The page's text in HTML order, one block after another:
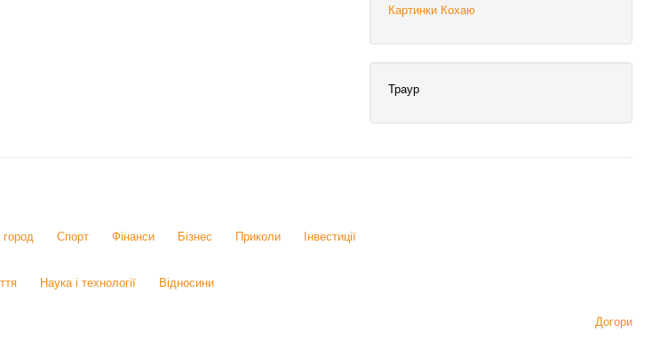
Картинки Кохаю
Траур
Спорт Фінанси Бізнес Приколи Інвестиції
Наука і технології Відносини
Догори